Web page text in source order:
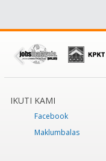
IKUTI KAMI
Facebook
Maklumbalas